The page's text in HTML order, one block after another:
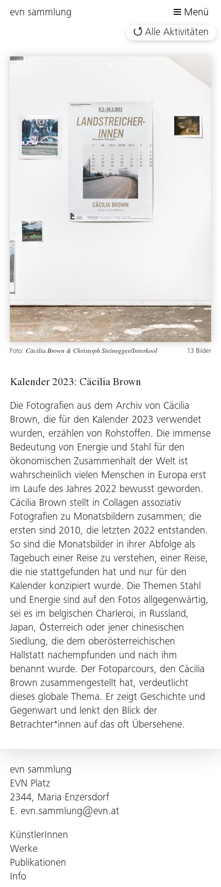
evn sammlung
Menü
Alle Aktivitäten
Foto: Cäcilia Brown & Christoph Steinegger/Interkool 13 Bilder
Kalender 2023: Cäcilia Brown
Die Fotografien aus dem Archiv von Cäcilia
Brown, die für den Kalender 2023 verwendet
wurden, erzählen von Rohstoffen. Die immense
Bedeutung von Energie und Stahl für den
ökonomischen Zusammenhalt der Welt ist
wahrscheinlich vielen Menschen in Europa erst
im Laufe des Jahres 2022 bewusst geworden.
Cäcilia Brown stellt in Collagen assoziativ
Fotografien zu Monatsbildern zusammen; die
ersten sind 2010, die letzten 2022 entstanden.
So sind die Monatsbilder in ihrer Abfolge als
Tagebuch einer Reise zu verstehen, einer Reise,
die nie stattgefunden hat und nur für den
Kalender konzipiert wurde. Die Themen Stahl
und Energie sind auf den Fotos allgegenwärtig,
sei es im belgischen Charleroi, in Russland,
Japan, Österreich oder jener chinesischen
Siedlung, die dem oberösterreichischen
Hallstatt nachempfunden und nach ihm
benannt wurde. Der Fotoparcours, den Cäcilia
Brown zusammengestellt hat, verdeutlicht
dieses globale Thema. Er zeigt Geschichte und
Gegenwart und lenkt den Blick der
Betrachter*innen auf das oft Übersehene.
evn sammlung
EVN Platz
2344, Maria Enzersdorf
E. evn.sammlung@evn.at
KünstlerInnen
Werke
Publikationen
Info